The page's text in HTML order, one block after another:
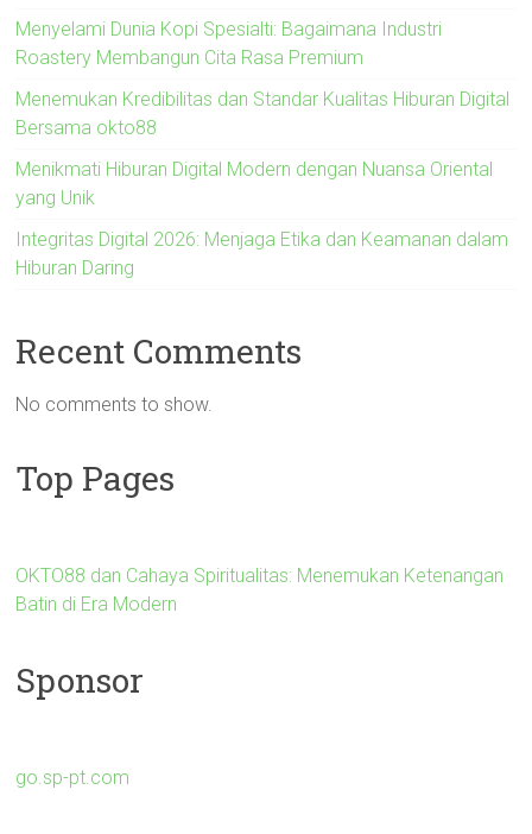
Menyelami Dunia Kopi Spesialti: Bagaimana Industri
Roastery Membangun Cita Rasa Premium
Menemukan Kredibilitas dan Standar Kualitas Hiburan Digital
Bersama okto88
Menikmati Hiburan Digital Modern dengan Nuansa Oriental
yang Unik
Integritas Digital 2026: Menjaga Etika dan Keamanan dalam
Hiburan Daring
Recent Comments
No comments to show.
Top Pages
OKTO88 dan Cahaya Spiritualitas: Menemukan Ketenangan
Batin di Era Modern
Sponsor
go.sp-pt.com